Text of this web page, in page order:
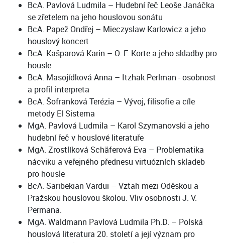
BcA. Pavlová Ludmila – Hudební řeč Leoše Janáčka
se zřetelem na jeho houslovou sonátu
BcA. Papež Ondřej – Mieczyslaw Karlowicz a jeho
houslový koncert
BcA. Kašparová Karin – O. F. Korte a jeho skladby pro
housle
BcA. Masojídková Anna – Itzhak Perlman - osobnost
a profil interpreta
BcA. Šofranková Terézia – Vývoj, filisofie a cíle
metody El Sistema
MgA. Pavlová Ludmila – Karol Szymanovski a jeho
hudební řeč v houslové literatuře
MgA. Zrostlíková Schäferová Eva – Problematika
nácviku a veřejného přednesu virtuózních skladeb
pro housle
BcA. Saribekian Vardui – Vztah mezi Oděskou a
Pražskou houslovou školou. Vliv osobnosti J. V.
Permana.
MgA. Waldmann Pavlová Ludmila Ph.D. – Polská
houslová literatura 20. století a její význam pro